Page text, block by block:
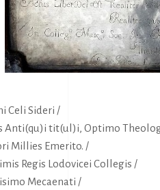
Celi Sideri /
Anti(qu)i tit(ul)i, Optimo
Millies Emerito. /
Regis Lodovicei Collegis /
Mecaenati /